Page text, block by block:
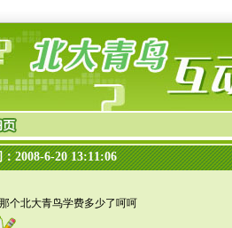
2008-6-20 13:11:06
个北大青鸟学费多少了呵呵